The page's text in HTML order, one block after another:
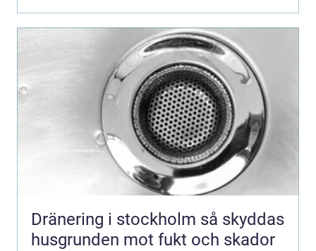
Dränering i stockholm så skyddas
husgrunden mot fukt och skador